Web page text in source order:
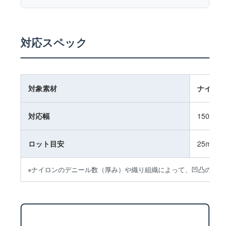
対応スペック
対象素材 ナイロン
対応幅 150cm以
ロット目安 25m以上
※ナイロンのデニール数（厚み）や織り組織によって、凹凸の深